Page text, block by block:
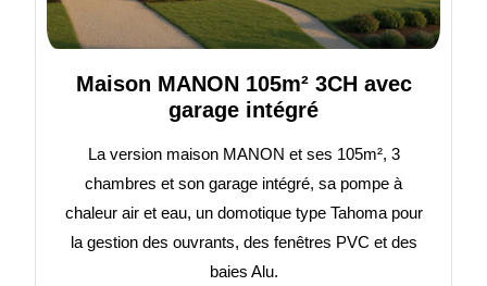
Maison MANON 105m² 3CH avec
garage intégré
La version maison MANON et ses 105m², 3
chambres et son garage intégré, sa pompe à
chaleur air et eau, un domotique type Tahoma pour
la gestion des ouvrants, des fenêtres PVC et des
baies Alu.